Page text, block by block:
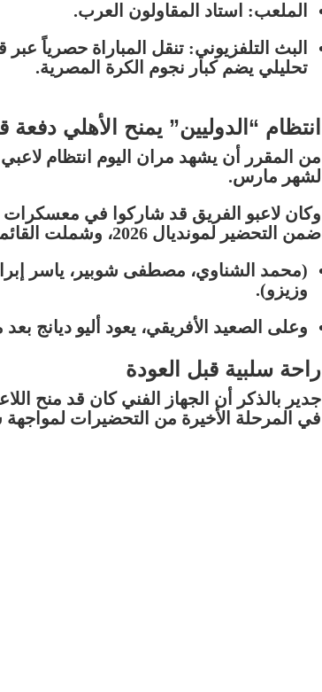
الملعب: استاد المقاولون العرب.
البث التلفزيوني: تنقل المباراة حصرياً عبر
تحليلي يضم كبار نجوم الكرة المصرية.
انتظام “الدوليين” يمنح الأهلي دفعة
من المقرر أن يشهد مران اليوم انتظام لاعبي
لشهر مارس.
وكان لاعبو الفريق قد شاركوا في معسكرات
ضمن التحضير لمونديال 2026، وشملت القائمة الأسماء التالية:
(محمد الشناوي، مصطفى شوبير، ياسر
وزيزو).
وعلى الصعيد الأفريقي، يعود أليو ديانج بعد
راحة سلبية قبل العودة
جدير بالذكر أن الجهاز الفني كان قد منح
في المرحلة الأخيرة من التحضيرات